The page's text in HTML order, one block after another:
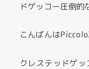
ドゲッコー圧倒的
こんばんは
クレステッドゲ